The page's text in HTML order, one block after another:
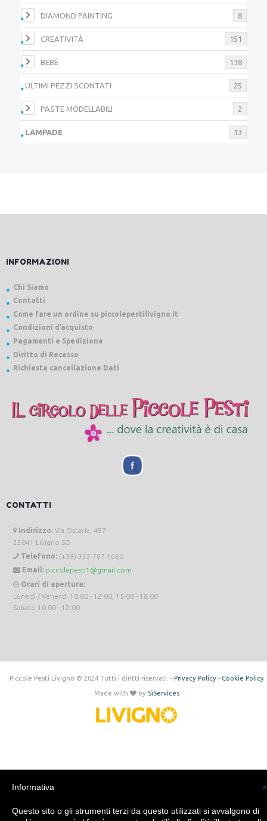
DIAMOND PAINTING 8
CREATIVITÀ 151
BEBÈ 138
ULTIMI PEZZI SCONTATI 25
PASTE MODELLABILI 2
LAMPADE 13
INFORMAZIONI
Chi Siamo
Contatti
Come fare un ordine su piccolepestilivigno.it
Condizioni d’acquisto
Pagamenti e Spedizione
Diritto di Recesso
Richiesta cancellazione Dati
CONTATTI
Indirizzo: Via Ostaria, 487
23041 Livigno SO
Telefono: (+39) 333 787 1680
Email: piccolepesti1@gmail.com
Orari di apertura:
Lunedì / Venerdi 10:00 - 12:00, 15:00 - 18:00
Sabato 10:00 - 12:00
Piccole Pesti Livigno © 2024 Tutti i diritti riservati. - Privacy Policy- Cookie Policy
Made with by SìServices
×
Informativa
Questo sito o gli strumenti terzi da questo utilizzati si avvalgono di